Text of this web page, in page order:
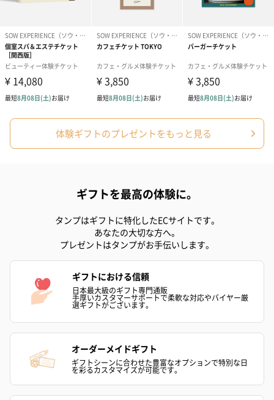
体験ギフトのプレゼントをもっと見る
ギフトを最高の体験に。
タンプはギフトに特化したECサイトです。
あなたの大切な方へ。
プレゼントはタンプがお手伝いします。
ギフトにおける信頼
日本最大級のギフト専門通販
手厚いカスタマーサポートで柔軟な対応やバイヤー厳
選ギフトがございます。
オーダーメイドギフト
ギフトシーンに合わせた豊富なオプションで特別な日
を彩るカスタマイズが可能です。